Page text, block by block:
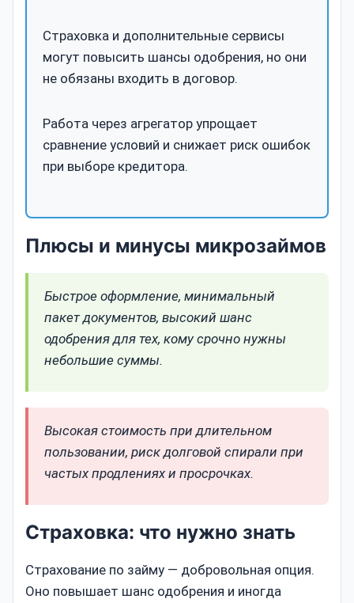
Страховка и дополнительные сервисы
могут повысить шансы одобрения, но они
не обязаны входить в договор.
Работа через агрегатор упрощает
сравнение условий и снижает риск ошибок
при выборе кредитора.
Плюсы и минусы микрозаймов
Быстрое оформление, минимальный
пакет документов, высокий шанс
одобрения для тех, кому срочно нужны
небольшие суммы.
Высокая стоимость при длительном
пользовании, риск долговой спирали при
частых продлениях и просрочках.
Страховка: что нужно знать
Страхование по займу — добровольная опция.
Оно повышает шанс одобрения и иногда